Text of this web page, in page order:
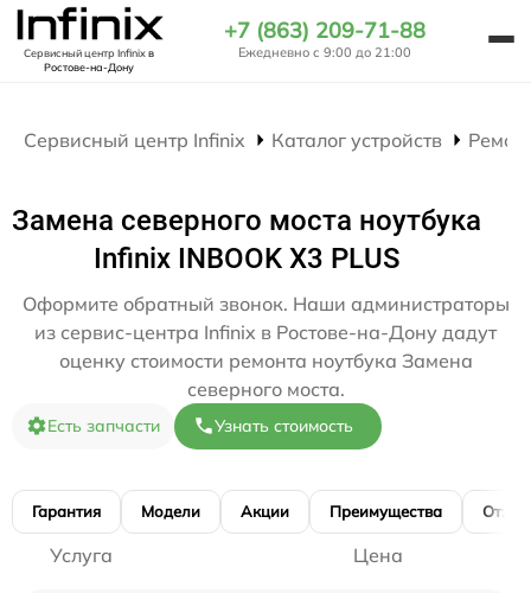
Сервисный центр Infinixв
Ростове-на-Дону
+7 (863) 209-71-88
Ежедневно с 9:00 до 21:00
Сервисный центр Infinix Каталог устройств
Замена северного моста ноутбука
Infinix INBOOK X3 PLUS
Оформите обратный звонок. Наши администраторы
из сервис-центра Infinix в Ростове-на-Дону дадут
оценку стоимости ремонта ноутбука Замена
северного моста.
Есть запчасти Узнать стоимость
Гарантия Модели Акции Преимущества
Услуга Цена